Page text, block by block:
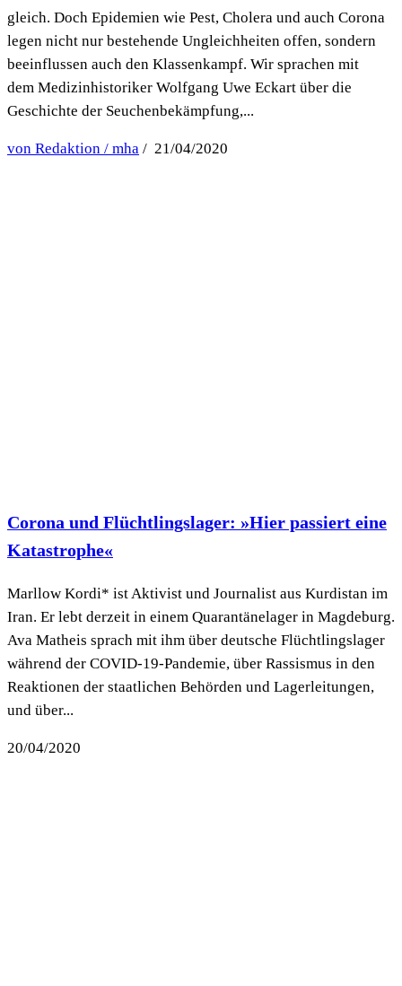
gleich. Doch Epidemien wie Pest, Cholera und auch Corona
legen nicht nur bestehende Ungleichheiten offen, sondern
beeinflussen auch den Klassenkampf. Wir sprachen mit
dem Medizinhistoriker Wolfgang Uwe Eckart über die
Geschichte der Seuchenbekämpfung,...
von Redaktion / mha / 21/04/2020
Corona und Flüchtlingslager: »Hier passiert eine
Katastrophe«
Marllow Kordi* ist Aktivist und Journalist aus Kurdistan im
Iran. Er lebt derzeit in einem Quarantänelager in Magdeburg.
Ava Matheis sprach mit ihm über deutsche Flüchtlingslager
während der COVID-19-Pandemie, über Rassismus in den
Reaktionen der staatlichen Behörden und Lagerleitungen,
und über...
20/04/2020